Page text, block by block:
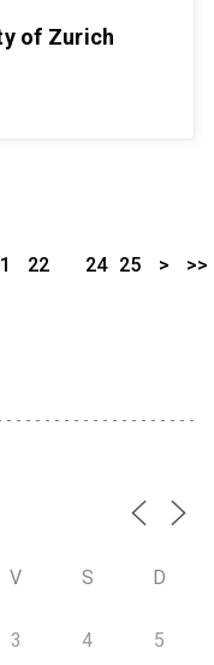
of Zurich
22
24 25 > >>
V S D
3 4 5